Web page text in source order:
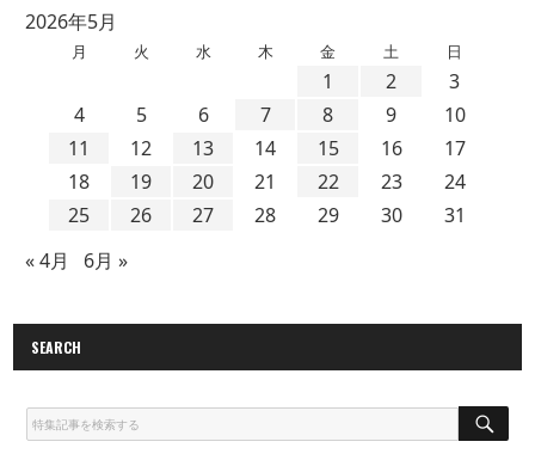
2026年5月
月 火 水 木 金 土 日
1 2
3
4
5 6 7 8 9
10
11
12 13 14 15 16
17
18
19 20 21 22 23
24
25
26 27 28 29 30
31
« 4月
6月 »
SEARCH
S
R